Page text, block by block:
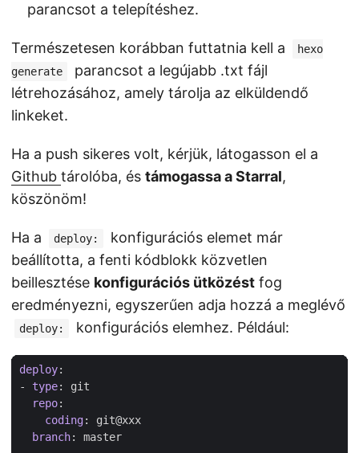
parancsot a telepítéshez.
Természetesen korábban futtatnia kell a
hexo
generate
parancsot a legújabb .txt fájl
létrehozásához, amely tárolja az elküldendő
linkeket.
Ha a push sikeres volt, kérjük, látogasson el a
Github tárolóba, és támogassa a Starral,
köszönöm!
Ha a deploy:
konfigurációs elemet már
beállította, a fenti kódblokk közvetlen
beillesztése konfigurációs ütközést fog
eredményezni, egyszerűen adja hozzá a meglévő
deploy: konfigurációs elemhez. Például:
deploy:
- type:
git
repo:
coding:
git@xxx
branch: master